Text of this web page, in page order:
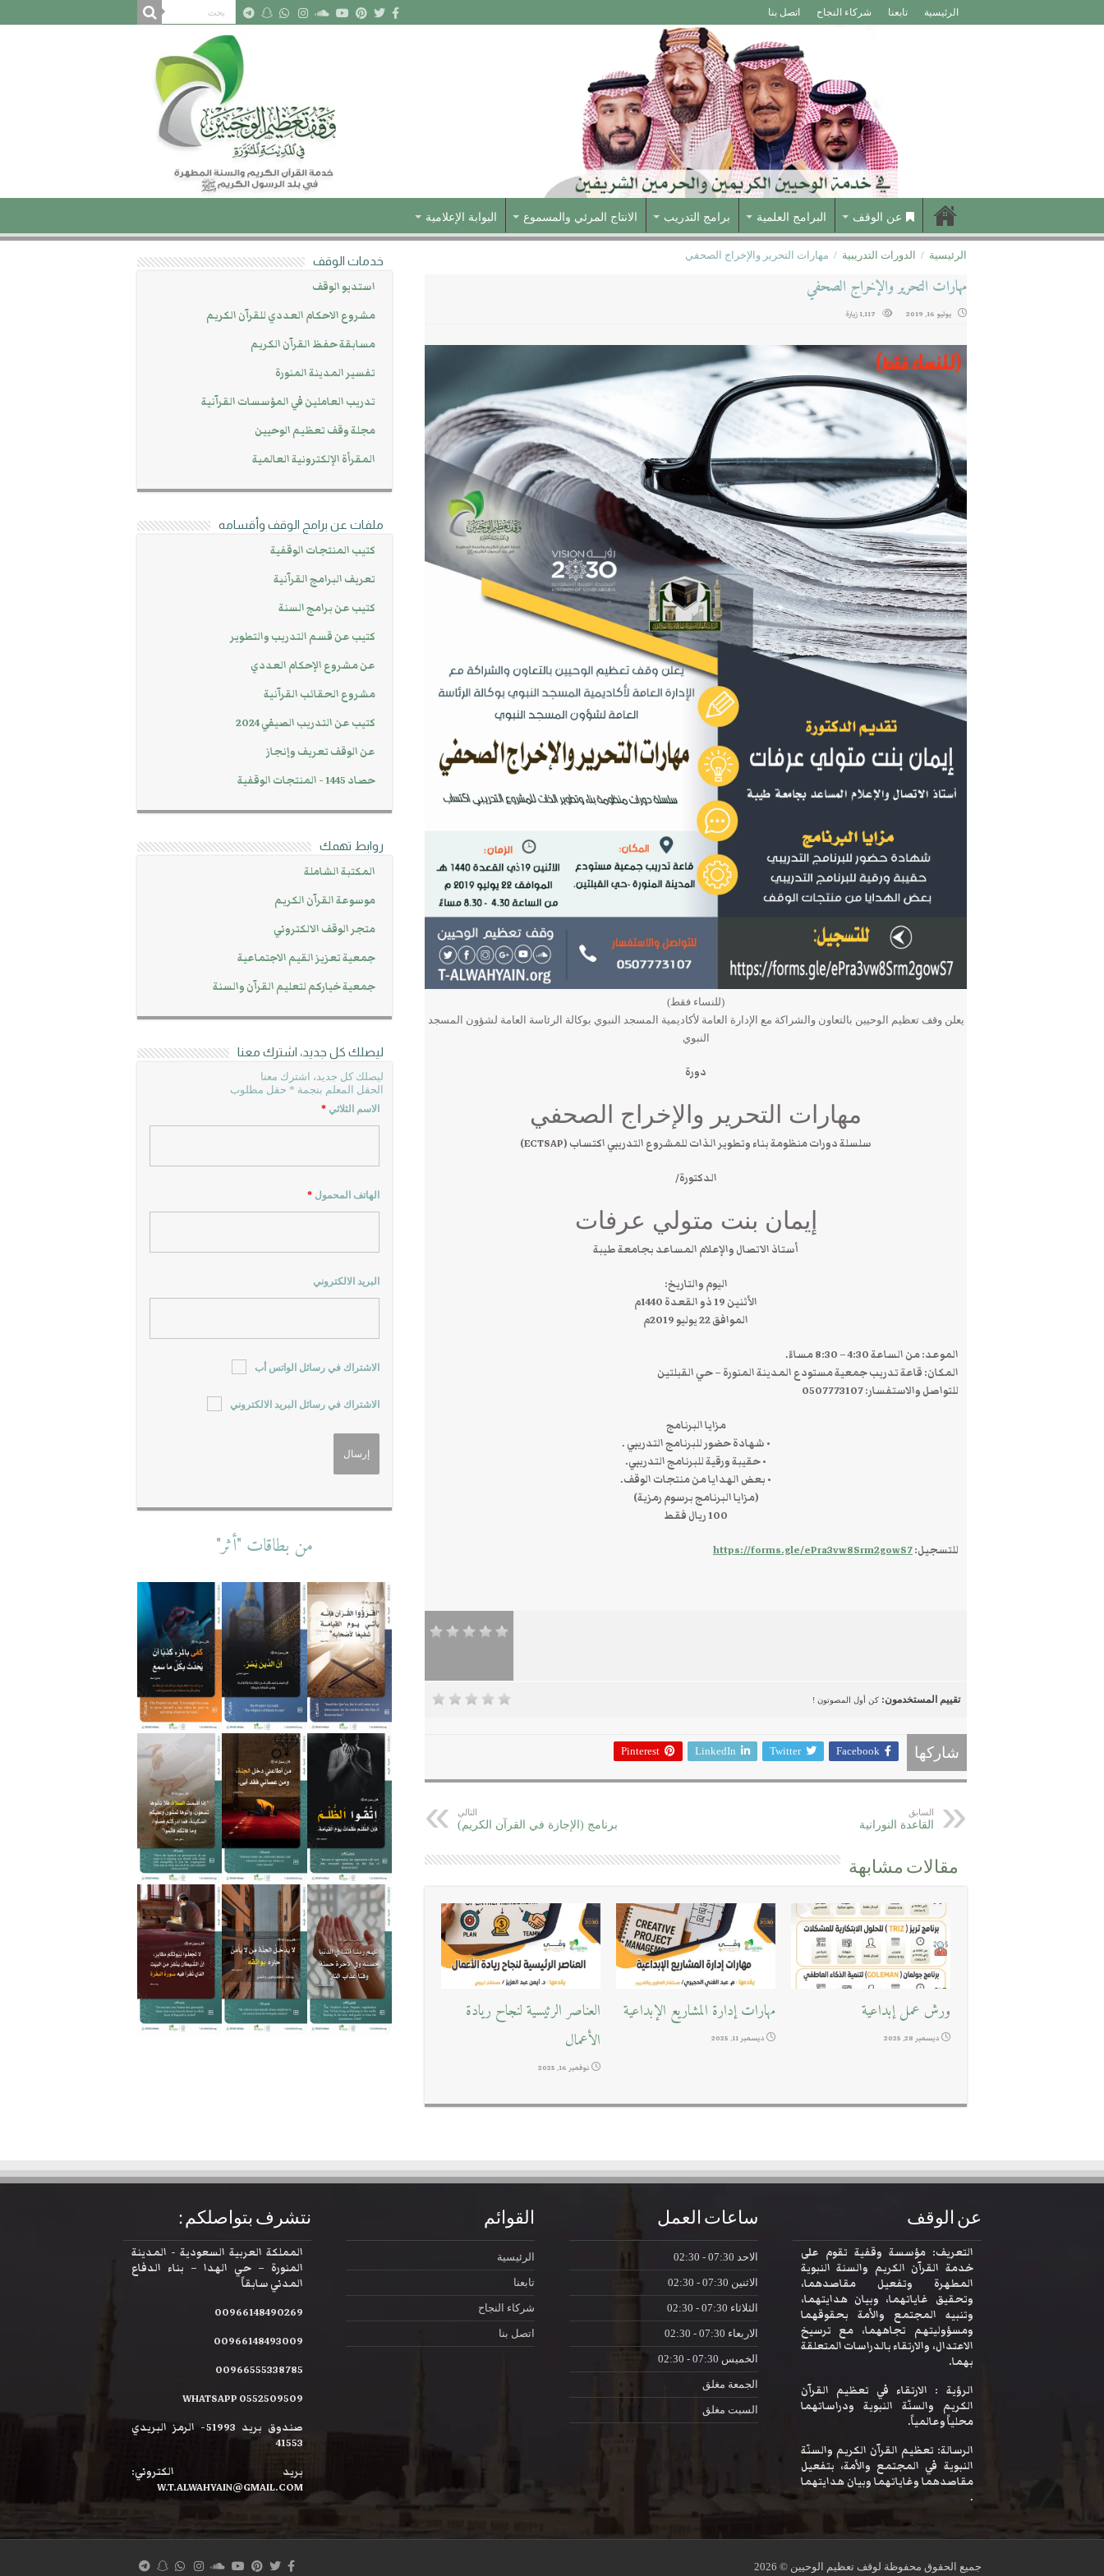
الرئيسية تابعنا شركاء النجاح اتصل بنا
عن الوقف البرامج العلمية برامج التدريب الانتاج المرئي والمسموع البوابة الإعلامية
الرئيسية / الدورات التدريبية / مهارات التحرير والإخراج الصحفي
مهارات التحرير والإخراج الصحفي
يوليو 16, 2019 1,117 زيارة
(للنساء فقط)
يعلن وقف تعظيم الوحيين بالتعاون والشراكة مع الإدارة العامة لأكاديمية المسجد النبوي بوكالة الرئاسة العامة لشؤون المسجد
النبوي
دورة
مهارات التحرير والإخراج الصحفي
سلسلة دورات منظومة بناء وتطوير الذات للمشروع التدريبي اكتساب (ECTSAP)
الدكتورة/
إيمان بنت متولي عرفات
أستاذ الاتصال والإعلام المساعد بجامعة طيبة
اليوم والتاريخ:
الأثنين 19 ذو القعدة 1440م
الموافق 22 يوليو 2019م
الموعد: من الساعة 4:30 – 8:30 مساءً.
المكان: قاعة تدريب جمعية مستودع المدينة المنورة – حي القبلتين
للتواصل والاستفسار: 0507773107
مزايا البرنامج
• شهادة حضور للبرنامج التدريبي .
• حقيبة ورقية للبرنامج التدريبي.
• بعض الهدايا من منتجات الوقف.
(مزايا البرنامج برسوم رمزية)
100 ريال فقط
للتسجيل:https://forms.gle/ePra3vw8Srm2gowS7
تقييم المستخدمون: كن أول المصوتون !
شاركها Facebook
Twitter
LinkedIn
Pinterest
السابق
القاعدة النورانية
التالي
برنامج (الإجازة في القرآن الكريم)
مقالات مشابهة
ورش عمل إبداعية
ديسمبر 28, 2025
مهارات إدارة المشاريع الإبداعية
ديسمبر 11, 2025
العناصر الرئيسية لنجاح ريادة
الأعمال
نوفمبر 16, 2025
خدمات الوقف
استديو الوقف
مشروع الاحكام العددي للقرآن الكريم
مسابقة حفظ القرآن الكريم
تفسير المدينة المنورة
تدريب العاملين في المؤسسات القرآنية
مجلة وقف تعظيم الوحيين
المقرأة الإلكترونية العالمية
ملفات عن برامج الوقف وأقسامه
كتيب المنتجات الوقفية
تعريف البرامج القرآنية
كتيب عن برامج السنة
كتيب عن قسم التدريب والتطوير
عن مشروع الإحكام العددي
مشروع الحقائب القرآنية
كتيب عن التدريب الصيفي 2024
عن الوقف تعريف وإنجاز
حصاد 1445 - المنتجات الوقفية
روابط تهمك
المكتبة الشاملة
موسوعة القرآن الكريم
متجر الوقف الالكتروني
جمعية تعزيز القيم الاجتماعية
جمعية خياركم لتعليم القرآن والسنة
ليصلك كل جديد، اشترك معنا
ليصلك كل جديد، اشترك معنا
الحقل المعلم بنجمة * حقل مطلوب
الاسم الثلاثي *
الهاتف المحمول *
البريد الالكتروني
الاشتراك في رسائل الواتس أب
الاشتراك في رسائل البريد الالكتروني
من بطاقات "أثر"
عن الوقف
التعريف: مؤسسة وقفية تقوم على
خدمة القرآن الكريم والسنة النبوية
المطهرة وتفعيل مقاصدهما،
وتحقيق غاياتهما، وبيان هدايتهما،
وتنبيه المجتمع والأمة بحقوقهما
ومسؤوليتهم تجاههما، مع ترسيخ
الاعتدال، والارتقاء بالدراسات المتعلقة
بهما.
الرؤية : الارتقاء في تعظيم القرآن
الكريم والسنّة النبوية ودراساتهما
محلياً وعالمياً.
الرسالة: تعظيم القرآن الكريم والسنّة
النبوية في المجتمع والأمة، بتفعيل
مقاصدهما وغاياتهما وبيان هدايتهما
.
ساعات العمل
الاحد
الاثنين
الثلاثاء
الاربعاء
الخميس
الجمعة مغلق
السبت مغلق
القوائم
الرئيسية
تابعنا
شركاء النجاح
اتصل بنا
نتشرف بتواصلكم :
المملكة العربية السعودية - المدينة
المنورة – حي الهدا – بناء الدفاع
المدني سابقاً
00966148490269
00966148493009
00966555338785
WHATSAPP 0552509509
صندوق بريد 51993- الرمز البريدي
41553
بريد الكتروني:
W.T.ALWAHYAIN@GMAIL.COM
جميع الحقوق محفوظة لوقف تعظيم الوحيين © 2026